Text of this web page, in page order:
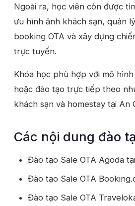
Ngoài ra, học viên còn được
ưu hình ảnh khách sạn, quản
booking OTA và xây dựng
trực tuyến.
Khóa học phù hợp với mô hình
hoặc đào tạo trực tiếp theo
khách sạn và homestay tại An
Các nội dung đào
Đào tạo Sale OTA Agoda
Đào tạo Sale OTA
Đào tạo Sale OTA